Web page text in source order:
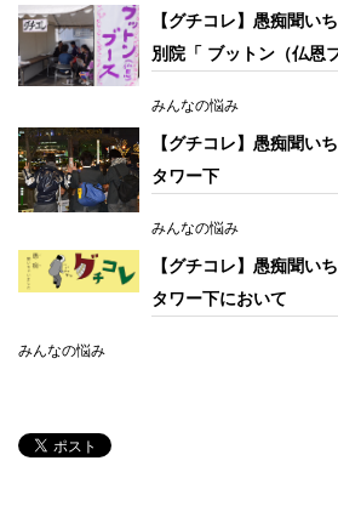
【グチコレ】愚痴聞い
別院「 ブットン（仏恩
みんなの悩み
【グチコレ】愚痴聞い
タワー下
みんなの悩み
【グチコレ】愚痴聞
タワー下において
みんなの悩み